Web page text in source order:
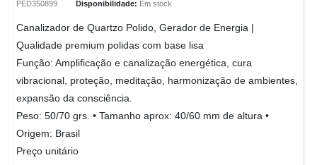
PED350899 Disponibilidade: Em stock
Canalizador de Quartzo Polido, Gerador de Energia |
Qualidade premium polidas com base lisa
Função: Amplificação e canalização energética, cura
vibracional, proteção, meditação, harmonização de ambientes,
expansão da consciência.
Peso: 50/70 grs. • Tamanho aprox: 40/60 mm de altura •
Origem: Brasil
Preço unitário